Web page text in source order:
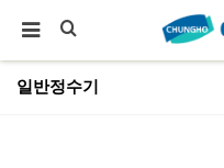
일반정수기